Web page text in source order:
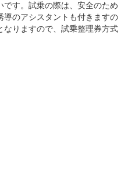
す。試乗の際は、安全のため
導のアシスタントも付きますの
なりますので、試乗整理券方式